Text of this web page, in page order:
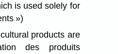
is used solely for
»)
products are
des produits